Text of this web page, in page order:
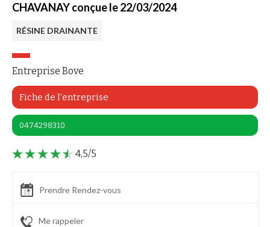
CHAVANAY conçue le 22/03/2024
RÉSINE DRAINANTE
Entreprise Bove
Fiche de l'entreprise
0474298310
4,5/5
Prendre Rendez-vous
Me rappeler